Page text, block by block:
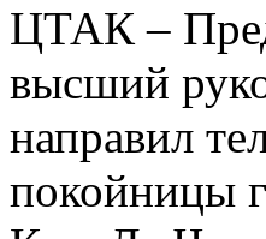
ЦТАК –
высший
направил
покойницы